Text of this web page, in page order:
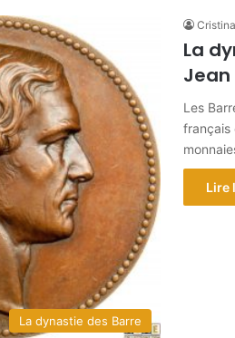
La dynastie des Barre
La
Jean
Les
français
Lire